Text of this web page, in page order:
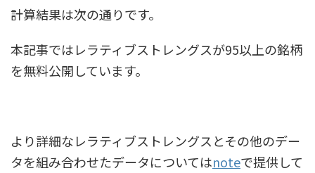
計算結果は次の通りです。
本記事ではレラティブストレングスが95以上の銘柄
を無料公開しています。
より詳細なレラティブストレングスとその他のデー
タを組み合わせたデータについてはnoteで提供して